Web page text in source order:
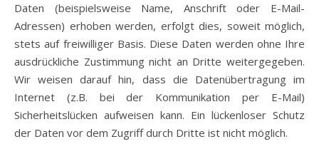
Daten (beispielsweise Name, Anschrift oder E-Mail-
Adressen) erhoben werden, erfolgt dies, soweit möglich,
stets auf freiwilliger Basis. Diese Daten werden ohne Ihre
ausdrückliche Zustimmung nicht an Dritte weitergegeben.
Wir weisen darauf hin, dass die Datenübertragung im
Internet (z.B. bei der Kommunikation per E-Mail)
Sicherheitslücken aufweisen kann. Ein lückenloser Schutz
der Daten vor dem Zugriff durch Dritte ist nicht möglich.